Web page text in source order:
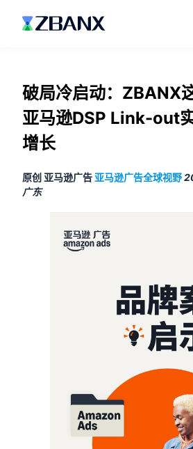
破局冷启动：ZBANX
亚马逊DSP Link-out
增长
原创 亚马逊广告 亚马逊广告全球视野
广东